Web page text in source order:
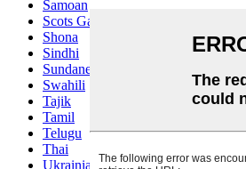
Samoan
Scots Gaelic
Shona
Sindhi
Sundanese
Swahili
Tajik
Tamil
Telugu
Thai
Ukrainian